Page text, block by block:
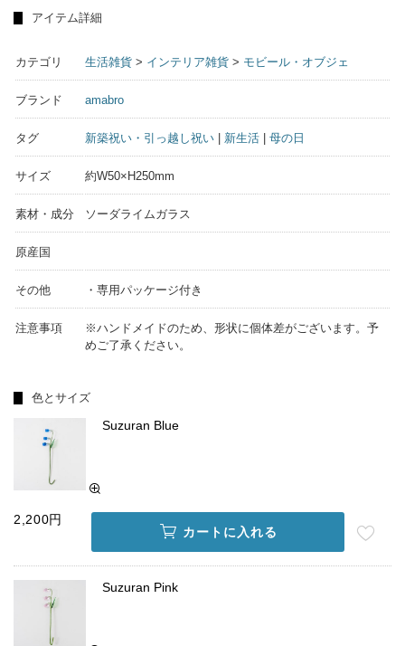
アイテム詳細
カテゴリ 生活雑貨 > インテリア雑貨 > モビール・オブジェ
ブランド amabro
タグ 新築祝い・引っ越し祝い 新生活 母の日
サイズ 約W50×H250mm
素材・成分 ソーダライムガラス
原産国
その他 ・専用パッケージ付き
注意事項
※ハンドメイドのため、形状に個体差がございます。予
めご了承ください。
色とサイズ
Suzuran Blue
2,200円
カートに入れる
Suzuran Pink